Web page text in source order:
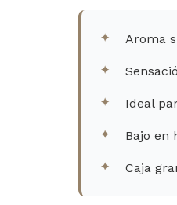
Aroma
Ideal
Bajo en
Caja